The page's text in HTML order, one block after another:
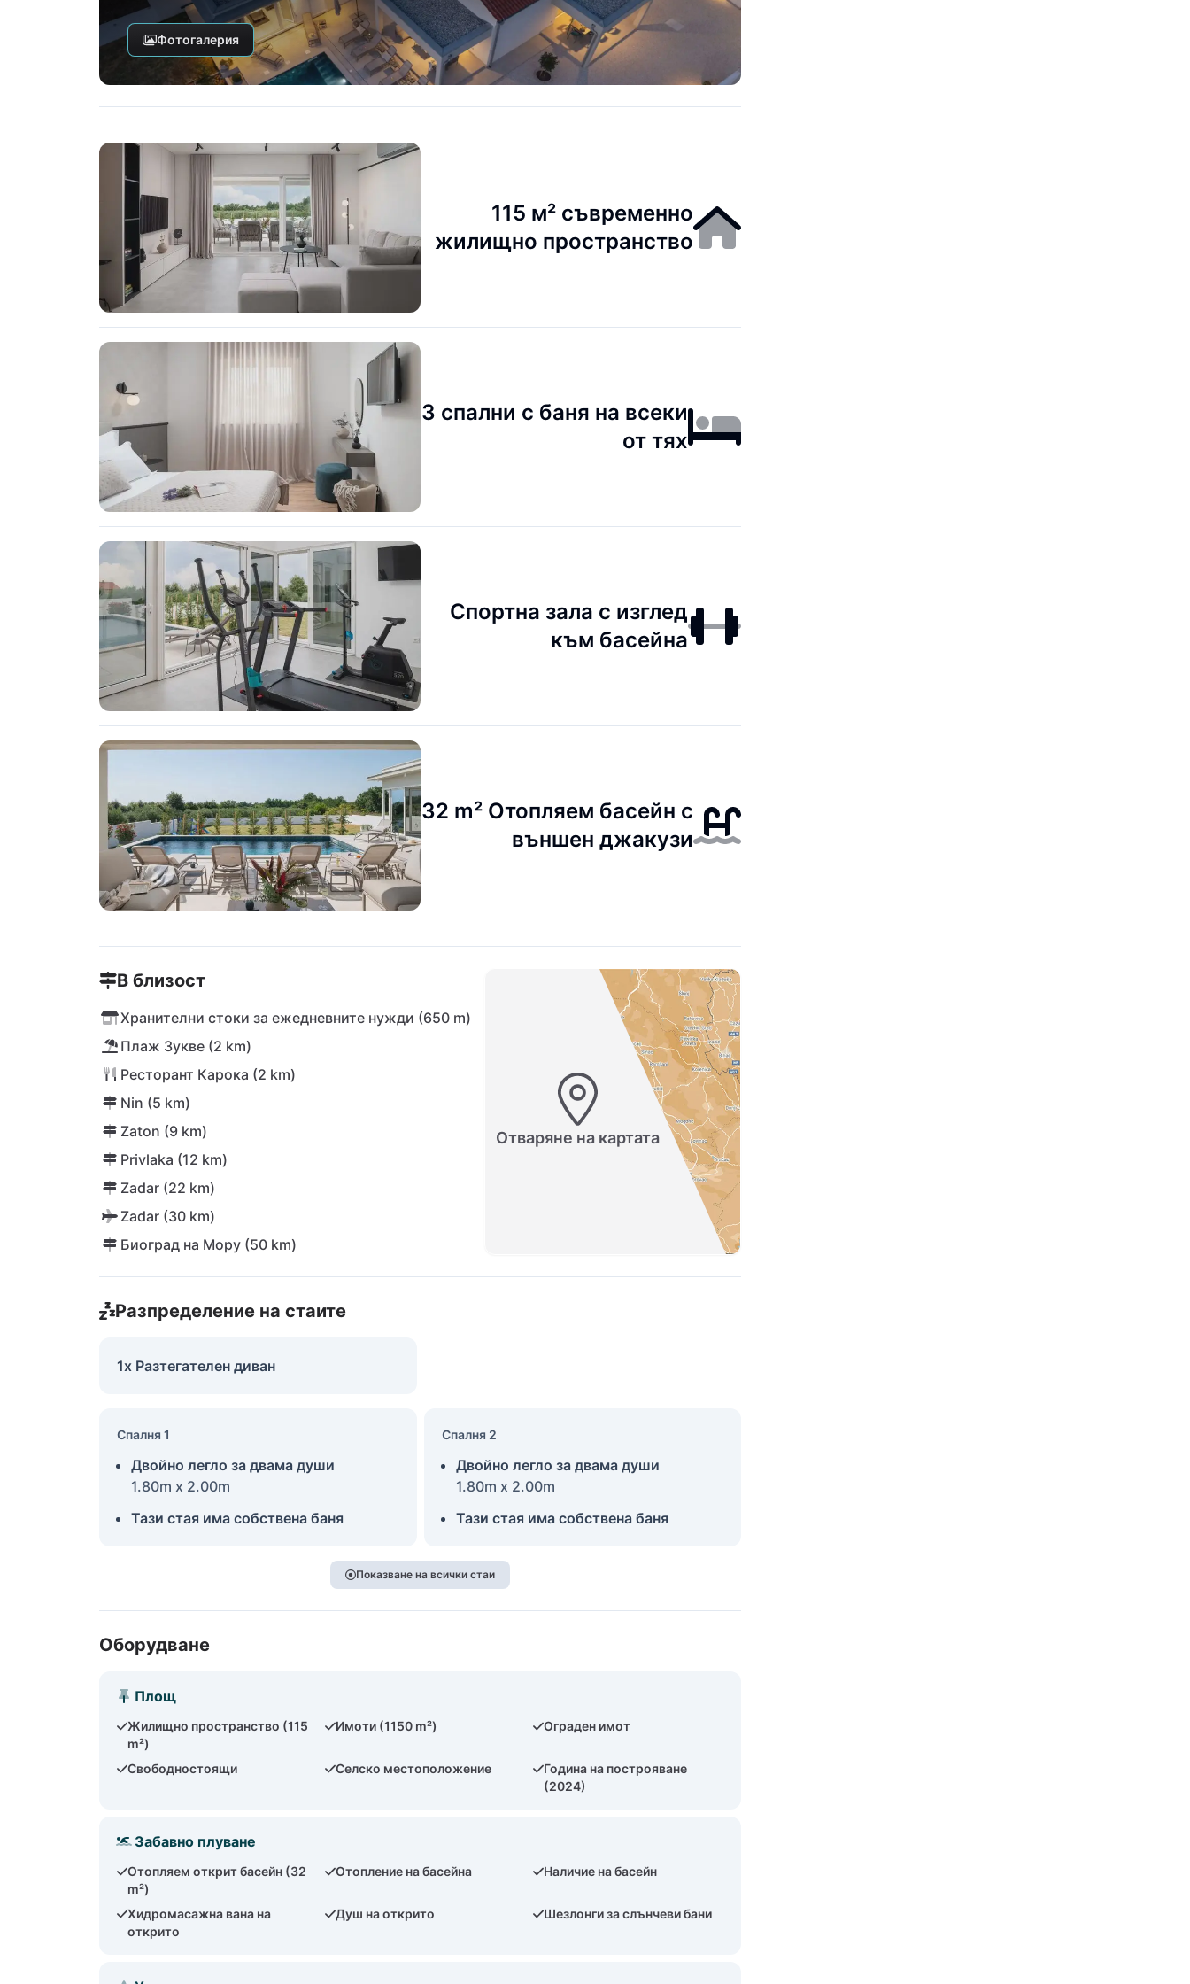
Фотогалерия
115 м² съвременно
жилищно пространство
3 спални с баня на всеки
от тях
Спортна зала с изглед
към басейна
32 m² Отопляем басейн с
външен джакузи
В близост
Хранителни стоки за ежедневните нужди (650 m)
Плаж Зукве (2 km)
Ресторант Карока (2 km)
Nin (5 km)
Zaton (9 km)
Privlaka (12 km)
Zadar (22 km)
Zadar (30 km)
Биоград на Мору (50 km)
Отваряне на картата
Разпределение на стаите
1x Разтегателен диван
Спалня 1
Двойно легло за двама души
1.80m x 2.00m
Тази стая има собствена баня
Спалня 2
Двойно легло за двама души
1.80m x 2.00m
Тази стая има собствена баня
Показване на всички стаи
Оборудване
Площ
Жилищно пространство (115
m²)
Имоти (1150 m²) Ограден имот
Свободностоящи Селско местоположение
Година на построяване
(2024)
Забавно плуване
Отопляем открит басейн (32
m²)
Отопление на басейна Наличие на басейн
Хидромасажна вана на
открито
Душ на открито Шезлонги за слънчеви бани